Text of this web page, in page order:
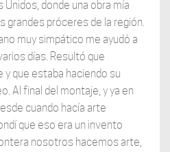
donde una obra mía
grandes próceres de la región.
muy simpático me ayudó a
días. Resultó que
que estaba haciendo su
Al final del montaje, y ya en
cuando hacía arte
que eso era un invento
nosotros hacemos arte,